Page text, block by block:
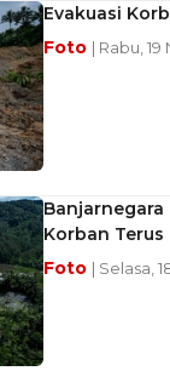
Evakuasi
Foto | Rabu,
Banjarnegara
Korban Terus
Foto | Selasa,